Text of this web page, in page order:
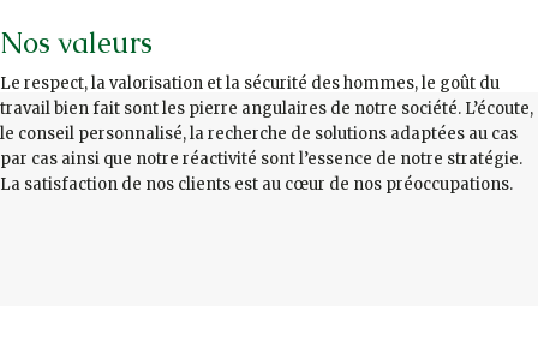
Nos valeurs
Le respect, la valorisation et la sécurité des hommes, le goût du
travail bien fait sont les pierre angulaires de notre société. L’écoute,
le conseil personnalisé, la recherche de solutions adaptées au cas
par cas ainsi que notre réactivité sont l’essence de notre stratégie.
La satisfaction de nos clients est au cœur de nos préoccupations.